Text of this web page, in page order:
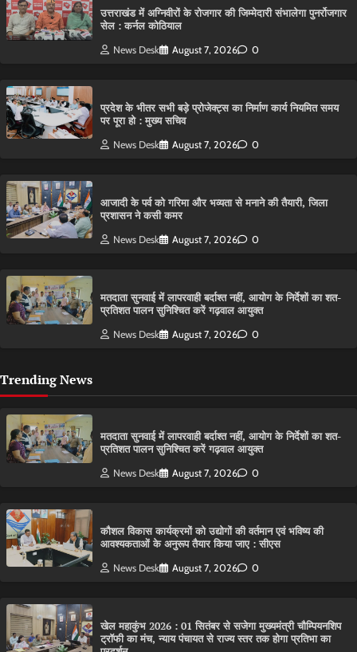
उत्तराखंड में अग्निवीरों के रोजगार की जिम्मेदारी संभालेगा पुनर्रोजगार
सेल : कर्नल कोठियाल
News Desk August 7, 2026 0
प्रदेश के भीतर सभी बड़े प्रोजेक्ट्स का निर्माण कार्य नियमित समय
पर पूरा हो : मुख्य सचिव
News Desk August 7, 2026 0
आजादी के पर्व को गरिमा और भव्यता से मनाने की तैयारी, जिला
प्रशासन ने कसी कमर
News Desk August 7, 2026 0
मतदाता सुनवाई में लापरवाही बर्दाश्त नहीं, आयोग के निर्देशों का शत-
प्रतिशत पालन सुनिश्चित करें गढ़वाल आयुक्त
News Desk August 7, 2026 0
Trending News
मतदाता सुनवाई में लापरवाही बर्दाश्त नहीं, आयोग के निर्देशों का शत-
प्रतिशत पालन सुनिश्चित करें गढ़वाल आयुक्त
News Desk August 7, 2026 0
कौशल विकास कार्यक्रमों को उद्योगों की वर्तमान एवं भविष्य की
आवश्यकताओं के अनुरूप तैयार किया जाए : सीएस
News Desk August 7, 2026 0
खेल महाकुंभ 2026 : 01 सितंबर से सजेगा मुख्यमंत्री चौम्पियनशिप
ट्रॉफी का मंच, न्याय पंचायत से राज्य स्तर तक होगा प्रतिभा का